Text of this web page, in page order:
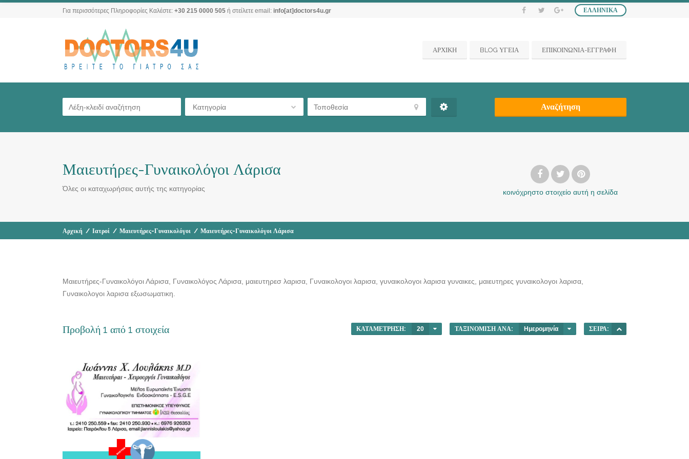
ΕΛΛΗΝΙΚΆ
Για περισσότερες Πληροφορίες Καλέστε: +30 215 0000 505 ή στείλετε email: info[at]doctors4u.gr
ΑΡΧΙΚΗ BLOG ΥΓΕΙΑ ΕΠΙΚΟΙΝΩΝΙΑ-ΕΓΓΡΑΦΗ
Κατηγορία Αναζήτηση
Μαιευτήρες-Γυναικολόγοι Λάρισα
Όλες οι καταχωρήσεις αυτής της κατηγορίας κοινόχρηστο στοιχείο αυτή η σελίδα
Αρχική / Ιατροί / Μαιευτήρες-Γυναικολόγοι / Μαιευτήρες-Γυναικολόγοι Λάρισα
Μαιευτήρες-Γυναικολόγοι Λάρισα, Γυναικολόγος Λάρισα, μαιευτηρεσ λαρισα, Γυναικολογοι λαρισα, γυναικολογοι λαρισα γυναικες, μαιευτηρες γυναικολογοι λαρισα,
Γυναικολογοι λαρισα εξωσωματικη.
Προβολή 1 από 1 στοιχεία ΚΑΤΑΜΈΤΡΗΣΗ: 20 ΤΑΞΙΝΌΜΙΣΗ ΑΝΆ: Ημερομηνία ΣΕΙΡΆ: